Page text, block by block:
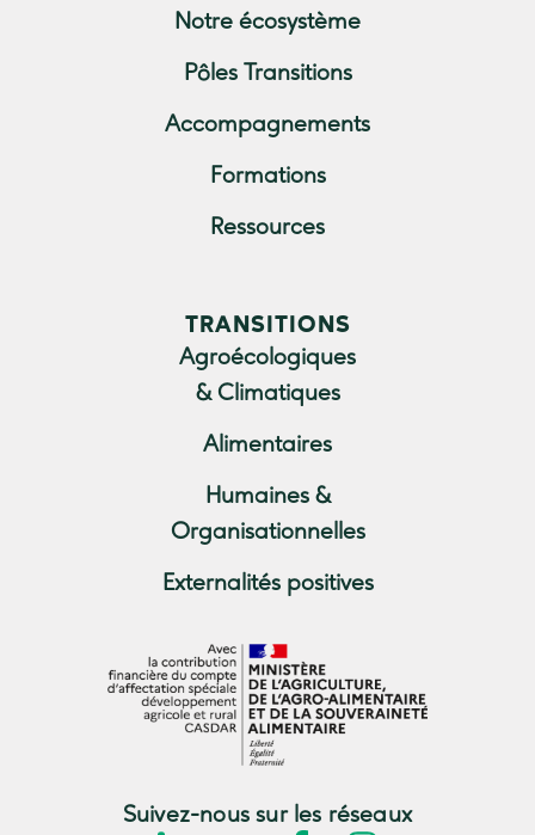
Notre écosystème
Pôles Transitions
Accompagnements
Formations
Ressources
TRANSITIONS
Agroécologiques
& Climatiques
Alimentaires
Humaines &
Organisationnelles
Externalités positives
Suivez-nous sur les réseaux